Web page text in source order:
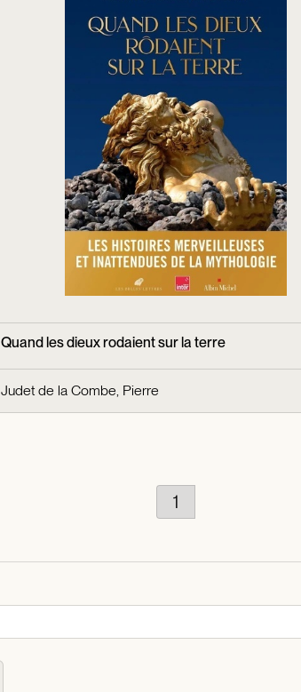
Quand les dieux rodaient sur la terre
Judet de la Combe, Pierre
1